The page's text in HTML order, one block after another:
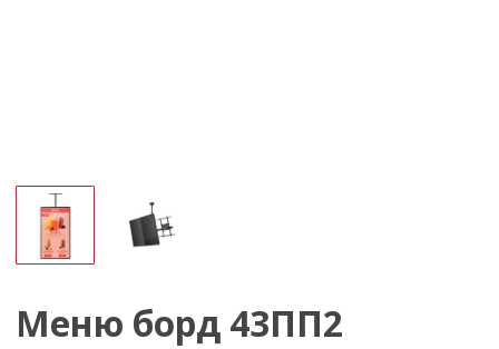
Меню борд 43ПП2